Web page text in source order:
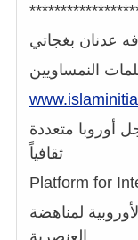
عدنان بغجاتي
النمساويين
أوروبا متعددة
ثقافياً
Platform for
لمناهضة